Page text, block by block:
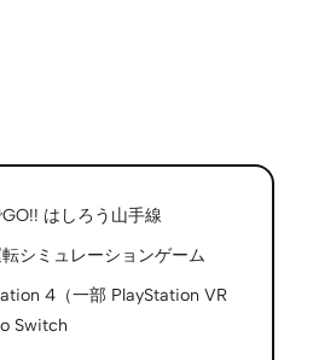
はしろう山手線
シミュレーションゲーム
4（一部 PlayStation VR
Switch